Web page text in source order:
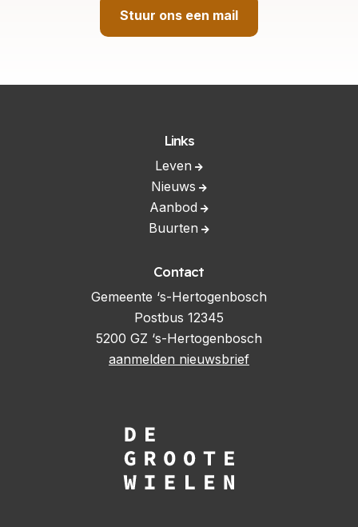
Stuur ons een mail
Links
Leven
Nieuws
Aanbod
Buurten
Contact
Gemeente ‘s-Hertogenbosch
Postbus 12345
5200 GZ ‘s-Hertogenbosch
aanmelden nieuwsbrief